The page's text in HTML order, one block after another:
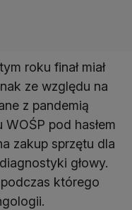
roku finał miał
ze względu na
z pandemią
WOŚP pod hasłem
zakup sprzętu dla
głowy.
którego